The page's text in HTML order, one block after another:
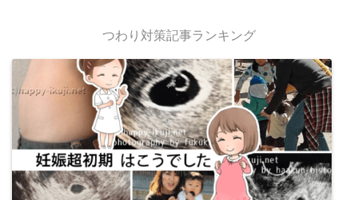
つわり対策記事ランキング